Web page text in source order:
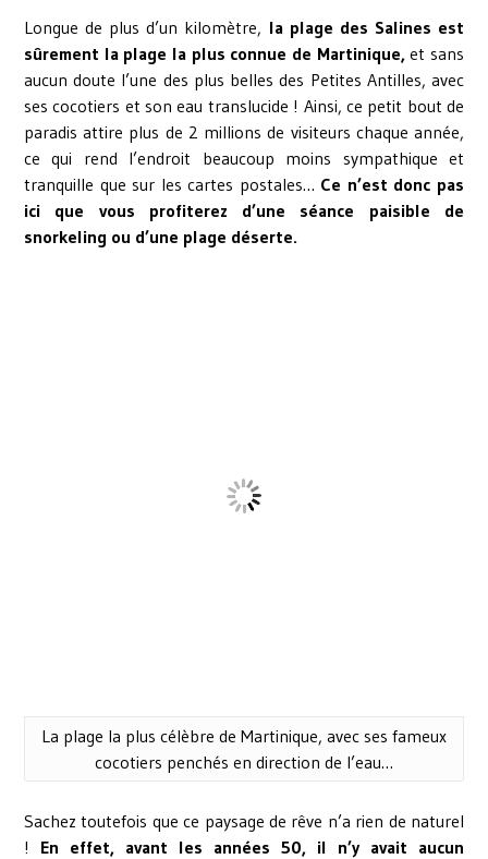
Longue de plus d’un kilomètre, la plage des Salines est
sûrement la plage la plus connue de Martinique, et sans
aucun doute l’une des plus belles des Petites Antilles, avec
ses cocotiers et son eau translucide ! Ainsi, ce petit bout de
paradis attire plus de 2 millions de visiteurs chaque année,
ce qui rend l’endroit beaucoup moins sympathique et
tranquille que sur les cartes postales… Ce n’est donc pas
ici que vous profiterez d’une séance paisible de
snorkeling ou d’une plage déserte.
La plage la plus célèbre de Martinique, avec ses fameux
cocotiers penchés en direction de l’eau…
Sachez toutefois que ce paysage de rêve n’a rien de naturel
! En effet, avant les années 50, il n’y avait aucun